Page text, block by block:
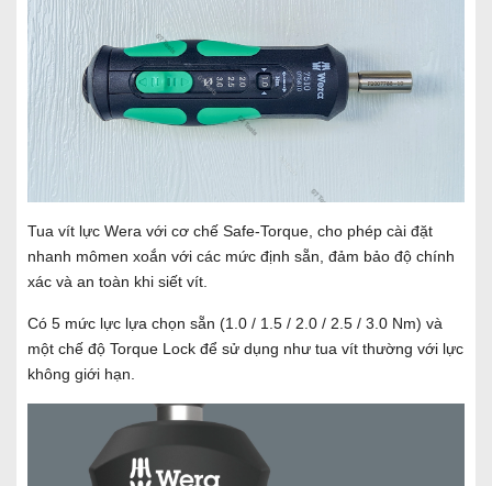
Tua vít lực Wera với cơ chế Safe-Torque, cho phép cài đặt
nhanh mômen xoắn với các mức định sẵn, đảm bảo độ chính
xác và an toàn khi siết vít.
Có 5 mức lực lựa chọn sẵn (1.0 / 1.5 / 2.0 / 2.5 / 3.0 Nm) và
một chế độ Torque Lock để sử dụng như tua vít thường với lực
không giới hạn.